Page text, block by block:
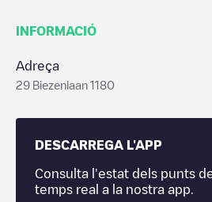
INFORMACIÓ
Adreça
29 Biezenlaan 1180
DESCARREGA L'APP
Consulta l'estat dels punts
temps real a la nostra app.